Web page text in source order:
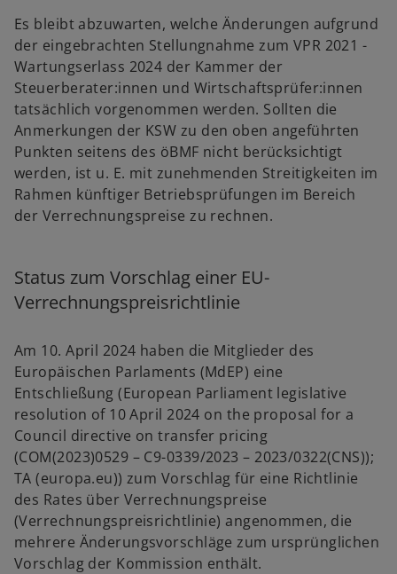
Es bleibt abzuwarten, welche Änderungen aufgrund
der eingebrachten Stellungnahme zum VPR 2021 -
Wartungserlass 2024 der Kammer der
Steuerberater:innen und Wirtschaftsprüfer:innen
tatsächlich vorgenommen werden. Sollten die
Anmerkungen der KSW zu den oben angeführten
Punkten seitens des öBMF nicht berücksichtigt
werden, ist u. E. mit zunehmenden Streitigkeiten im
Rahmen künftiger Betriebsprüfungen im Bereich
der Verrechnungspreise zu rechnen.
Status zum Vorschlag einer EU-
Verrechnungspreisrichtlinie
Am 10. April 2024 haben die Mitglieder des
Europäischen Parlaments (MdEP) eine
Entschließung (European Parliament legislative
resolution of 10 April 2024 on the proposal for a
Council directive on transfer pricing
(COM(2023)0529 – C9-0339/2023 – 2023/0322(CNS));
TA (europa.eu)) zum Vorschlag für eine Richtlinie
des Rates über Verrechnungspreise
(Verrechnungspreisrichtlinie) angenommen, die
mehrere Änderungsvorschläge zum ursprünglichen
Vorschlag der Kommission enthält.